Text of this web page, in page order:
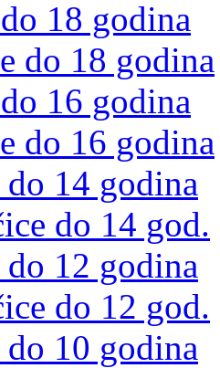
18 godina
do 18 godina
16 godina
do 16 godina
14 godina
do 14 god.
12 godina
do 12 god.
10 godina